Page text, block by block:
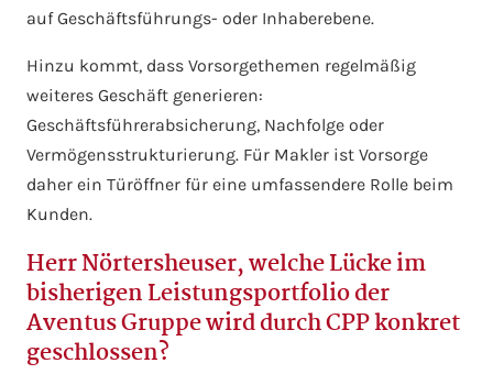
auf Geschäftsführungs- oder Inhaberebene.
Hinzu kommt, dass Vorsorgethemen regelmäßig
weiteres Geschäft generieren:
Geschäftsführerabsicherung, Nachfolge oder
Vermögensstrukturierung. Für Makler ist Vorsorge
daher ein Türöffner für eine umfassendere Rolle beim
Kunden.
Herr Nörtersheuser, welche Lücke im
bisherigen Leistungsportfolio der
Aventus Gruppe wird durch CPP konkret
geschlossen?